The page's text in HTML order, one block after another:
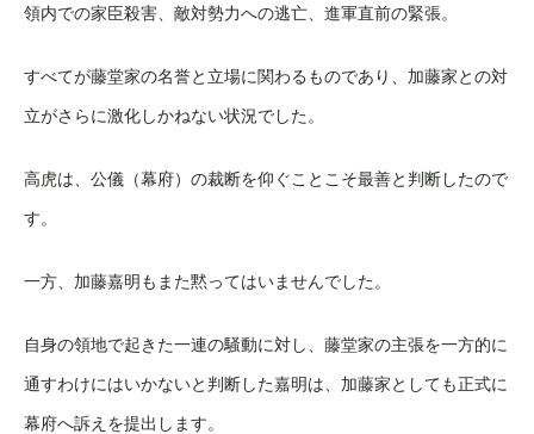
領内での家臣殺害、敵対勢力への逃亡、進軍直前の緊張。
すべてが藤堂家の名誉と立場に関わるものであり、加藤家との対
立がさらに激化しかねない状況でした。
高虎は、公儀（幕府）の裁断を仰ぐことこそ最善と判断したので
す。
一方、加藤嘉明もまた黙ってはいませんでした。
自身の領地で起きた一連の騒動に対し、藤堂家の主張を一方的に
通すわけにはいかないと判断した嘉明は、加藤家としても正式に
幕府へ訴えを提出します。